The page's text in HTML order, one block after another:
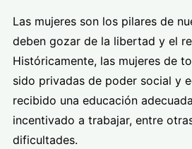
Las mujeres son los pilares de
deben gozar de la libertad y el
Históricamente, las mujeres de
sido privadas de poder social y
recibido una educación
incentivado a trabajar, entre
dificultades.